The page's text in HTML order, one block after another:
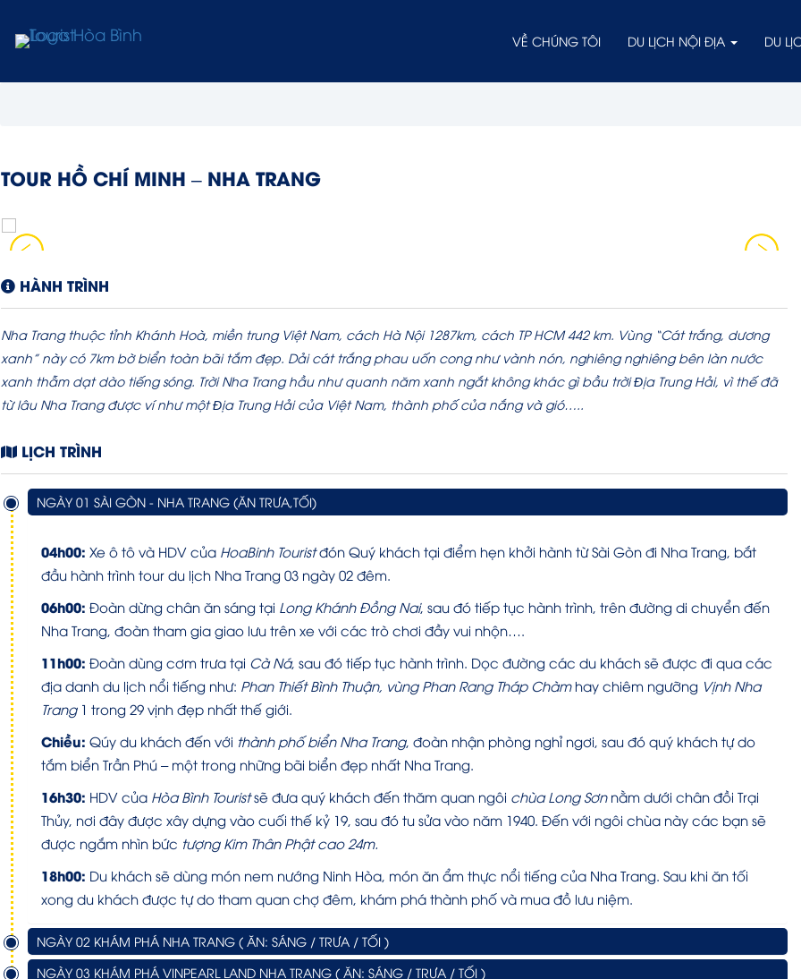
VỀ CHÚNG TÔI DU LỊCH NỘI ĐỊA DU
TOUR HỒ CHÍ MINH – NHA TRANG
HÀNH TRÌNH
Nha Trang thuộc tỉnh Khánh Hoà, miền trung Việt Nam, cách Hà Nội 1287km, cách TP HCM 442 km. Vùng “Cát trắng, dương
xanh” này có 7km bờ biển toàn bãi tắm đẹp. Dải cát trắng phau uốn cong như vành nón, nghiêng nghiêng bên làn nước
xanh thẫm dạt dào tiếng sóng. Trời Nha Trang hầu như quanh năm xanh ngắt không khác gì bầu trời Ðịa Trung Hải, vì thế đã
từ lâu Nha Trang được ví như một Ðịa Trung Hải của Việt Nam, thành phố của nắng và gió…..
LỊCH TRÌNH
NGÀY 01 SÀI GÒN - NHA TRANG (ĂN TRƯA,TỐI)
04h00: Xe ô tô và HDV của HoaBinh Touristđón Quý khách tại điểm hẹn khởi hành từ Sài Gòn đi Nha Trang, bắt
đầu hành trình tour du lịch Nha Trang 03 ngày 02 đêm.
06h00: Đoàn dừng chân ăn sáng tại Long Khánh Đồng Nai, sau đó tiếp tục hành trình, trên đường di chuyển đến
Nha Trang, đoàn tham gia giao lưu trên xe với các trò chơi đầy vui nhộn….
11h00: Đoàn dùng cơm trưa tại Cà Ná, sau đó tiếp tục hành trình. Dọc đường các du khách sẽ được đi qua các
địa danh du lịch nổi tiếng như: Phan Thiết Bình Thuận, vùng Phan Rang Tháp Chàmhay chiêm ngưỡng Vịnh Nha
Trang1 trong 29 vịnh đẹp nhất thế giới.
Chiều: Qúy du khách đến với thành phố biển Nha Trang, đoàn nhận phòng nghỉ ngơi, sau đó quý khách tự do
tắm biển Trần Phú – một trong những bãi biển đẹp nhất Nha Trang.
16h30: HDV của Hòa Bình Touristsẽ đưa quý khách đến thăm quan ngôi chùa Long Sơnnằm dưới chân đồi Trại
Thủy, nơi đây được xây dựng vào cuối thế kỷ 19, sau đó tu sửa vào năm 1940. Đến với ngôi chùa này các bạn sẽ
được ngắm nhìn bức tượng Kim Thân Phật cao 24m.
18h00: Du khách sẽ dùng món nem nướng Ninh Hòa, món ăn ẩm thực nổi tiếng của Nha Trang. Sau khi ăn tối
xong du khách được tự do tham quan chợ đêm, khám phá thành phố và mua đồ lưu niệm.
NGÀY 02 KHÁM PHÁ NHA TRANG ( ĂN: SÁNG / TRƯA / TỐI )
NGÀY 03 KHÁM PHÁ VINPEARL LAND NHA TRANG ( ĂN: SÁNG / TRƯA / TỐI )